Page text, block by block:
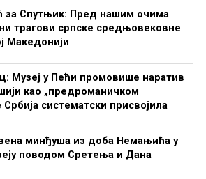
за Спутњик: Пред нашим очима
трагови српске средњовековне
Македонији
Музеј у Пећи промовише наратив
као „предроманичком
Србија систематски присвојила
минђуша из доба Немањића у
поводом Сретења и Дана